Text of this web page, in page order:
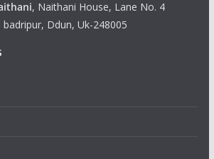
, Naithani House, Lane No. 4
Ddun, Uk-248005